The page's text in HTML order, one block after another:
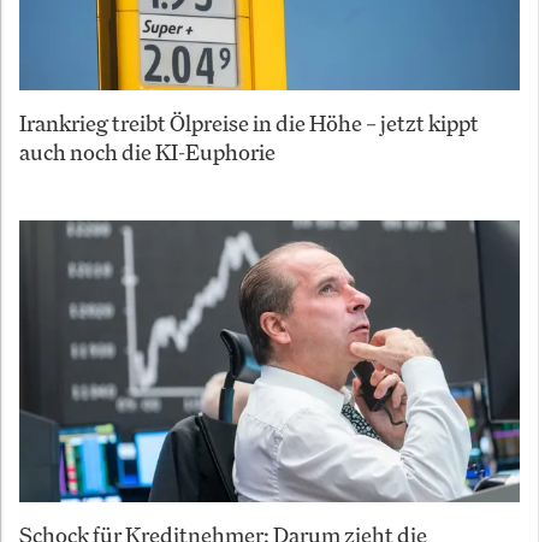
Irankrieg treibt Ölpreise in die Höhe – jetzt kippt
auch noch die KI-Euphorie
Schock für Kreditnehmer: Darum zieht die